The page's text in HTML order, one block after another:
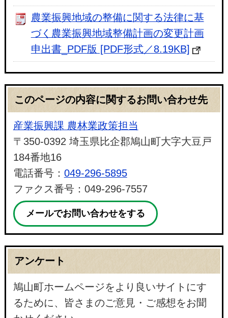
農業振興地域の整備に関する法律に基
づく農業振興地域整備計画の変更計画
申出書_PDF版 [PDF形式／8.19KB]
このページの内容に関するお問い合わせ先
産業振興課 農林業政策担当
〒350-0392 埼玉県比企郡鳩山町大字大豆戸
184番地16
電話番号： 049-296-5895
ファクス番号：049-296-7557
メールでお問い合わせをする
アンケート
鳩山町ホームページをより良いサイトにす
るために、皆さまのご意見・ご感想をお聞